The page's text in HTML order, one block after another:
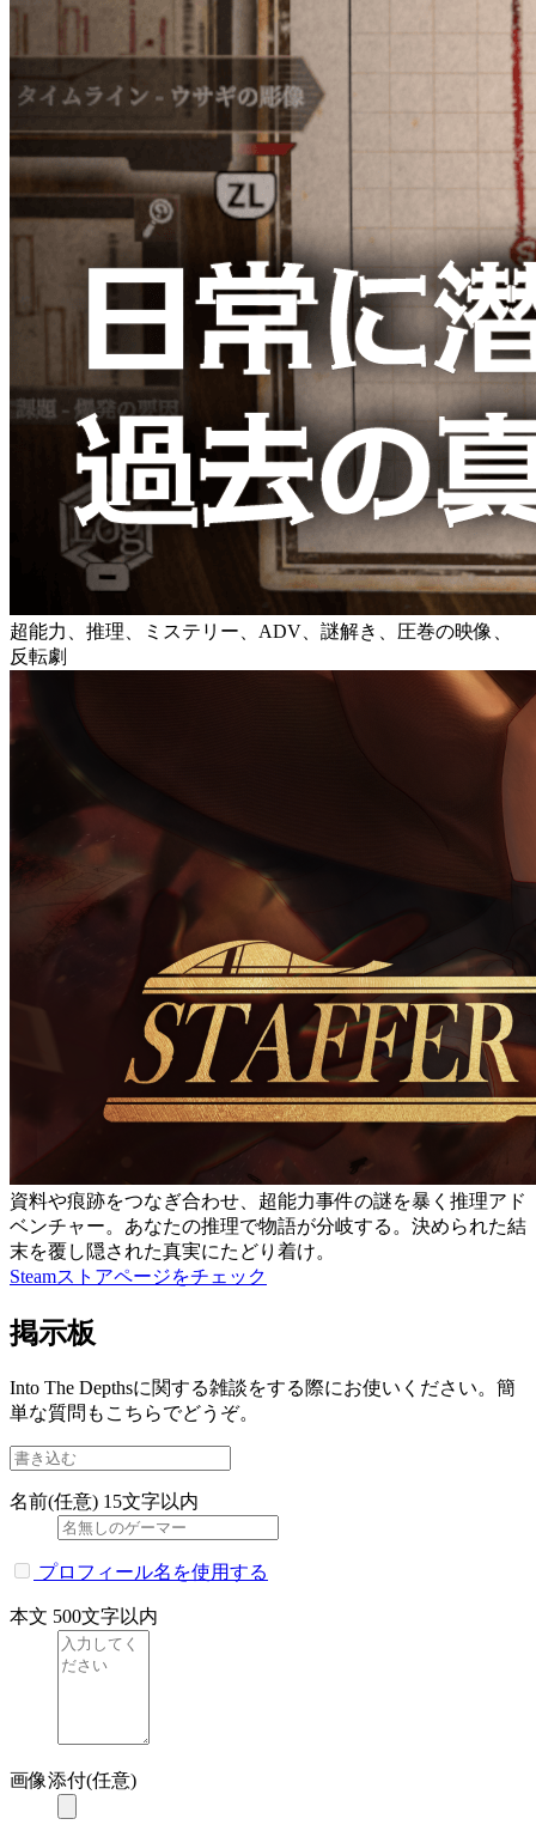
超能力、推理、ミステリー、ADV、謎解き、圧巻の映像、
反転劇
資料や痕跡をつなぎ合わせ、超能力事件の謎を暴く推理アド
ベンチャー。あなたの推理で物語が分岐する。決められた結
末を覆し隠された真実にたどり着け。
Steamストアページをチェック
掲示板
Into The Depthsに関する雑談をする際にお使いください。簡
単な質問もこちらでどうぞ。
名前(任意) 15文字以内
プロフィール名を使用する
本文 500文字以内
画像添付(任意)